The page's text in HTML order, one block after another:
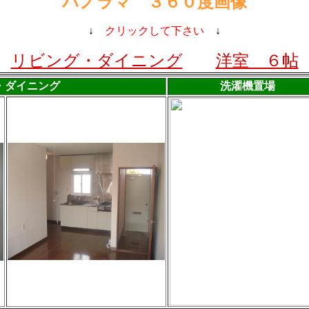
↓ クリックして下さい ↓
リビング・ダイニング 洋室 ６帖
ダイニング 洗濯機置場